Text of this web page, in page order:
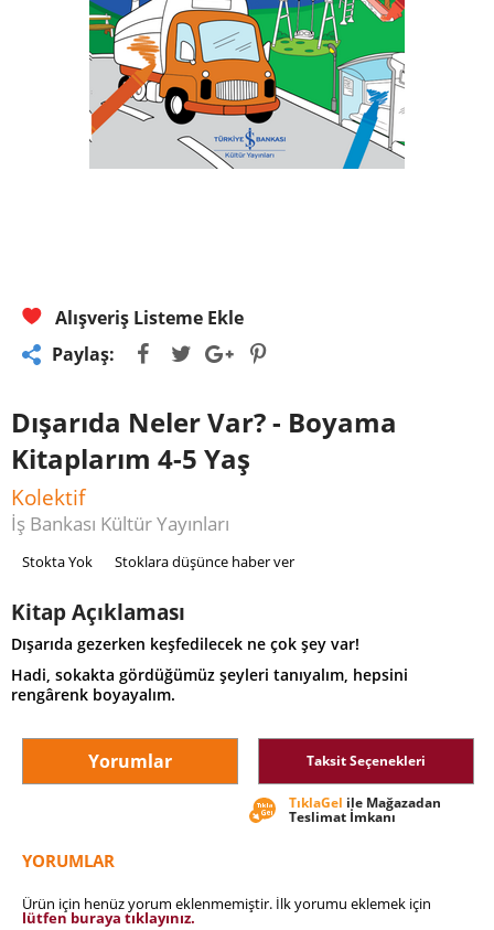
Alışveriş Listeme Ekle
Paylaş:
Dışarıda Neler Var? - Boyama
Kitaplarım 4-5 Yaş
Kolektif
İş Bankası Kültür Yayınları
Stokta Yok Stoklara düşünce haber ver
Kitap Açıklaması
Dışarıda gezerken keşfedilecek ne çok şey var!
Hadi, sokakta gördüğümüz şeyleri tanıyalım, hepsini
rengârenk boyayalım.
Yorumlar Taksit Seçenekleri
TıklaGel ile Mağazadan
Teslimat İmkanı
YORUMLAR
Ürün için henüz yorum eklenmemiştir. İlk yorumu eklemek için
lütfen buraya tıklayınız.